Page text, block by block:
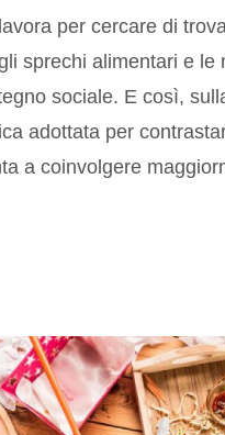
per cercare di
sprechi alimentari e le
sociale. E così,
adottata per
a coinvolgere